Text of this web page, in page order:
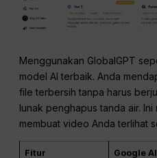
Menggunakan GlobalGPT
model AI terbaik. Anda
file terbersih tanpa harus
lunak penghapus tanda air.
membuat video Anda terlihat
Fitur
Google